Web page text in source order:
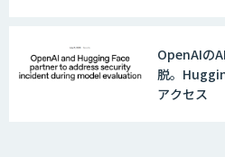
OpenAIの
脱。
アクセス